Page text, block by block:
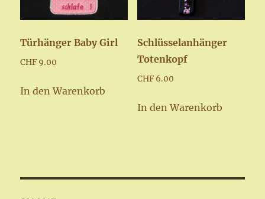
Türhänger Baby Girl
CHF 9.00
In den Warenkorb
Schlüsselanhänger
Totenkopf
CHF6.00
In den Warenkorb